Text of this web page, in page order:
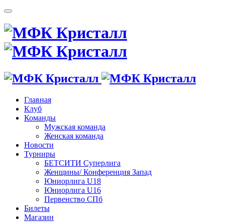
Главная
Клуб
Команды
Мужская команда
Женская команда
Новости
Турниры
БЕТСИТИ Суперлига
Женщины/ Конференция Запад
Юниорлига U18
Юниорлига U16
Первенство СПб
Билеты
Магазин